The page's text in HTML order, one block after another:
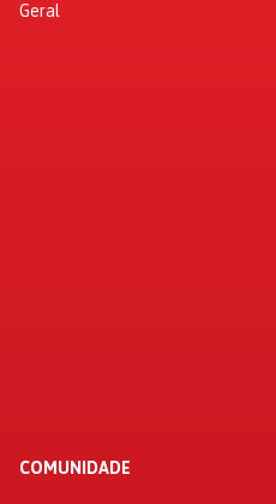
Geral
COMUNIDADE